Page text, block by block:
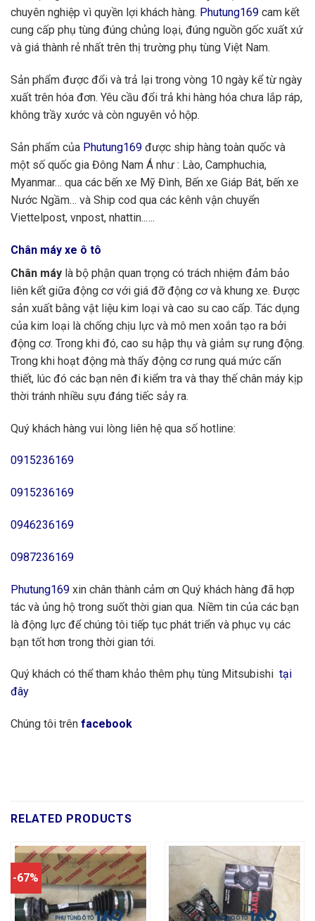
chuyên nghiệp vì quyền lợi khách hàng. Phutung169 cam kết
cung cấp phụ tùng đúng chủng loại, đúng nguồn gốc xuất xứ
và giá thành rẻ nhất trên thị trường phụ tùng Việt Nam.
Sản phẩm được đổi và trả lại trong vòng 10 ngày kể từ ngày
xuất trên hóa đơn. Yêu cầu đổi trả khi hàng hóa chưa lắp ráp,
không trầy xước và còn nguyên vỏ hộp.
Sản phẩm của Phutung169 được ship hàng toàn quốc và
một số quốc gia Đông Nam Á như : Lào, Camphuchia,
Myanmar… qua các bến xe Mỹ Đình, Bến xe Giáp Bát, bến xe
Nước Ngầm… và Ship cod qua các kênh vận chuyển
Viettelpost, vnpost, nhattin..….
Chân máy xe ô tô
Chân máy là bộ phận quan trọng có trách nhiệm đảm bảo
liên kết giữa động cơ với giá đỡ động cơ và khung xe. Được
sản xuất bằng vật liệu kim loại và cao su cao cấp. Tác dụng
của kim loại là chống chịu lực và mô men xoắn tạo ra bởi
động cơ. Trong khi đó, cao su hập thụ và giảm sự rung động.
Trong khi hoạt động mà thấy động cơ rung quá mức cấn
thiết, lúc đó các bạn nên đi kiểm tra và thay thế chân máy kịp
thời tránh nhiều sựu đáng tiếc sảy ra.
Quý khách hàng vui lòng liên hệ qua số hotline:
0915236169
0915236169
0946236169
0987236169
Phutung169 xin chân thành cảm ơn Quý khách hàng đã hợp
tác và ủng hộ trong suốt thời gian qua. Niềm tin của các bạn
là động lực để chúng tôi tiếp tục phát triển và phục vụ các
bạn tốt hơn trong thời gian tới.
Quý khách có thể tham khảo thêm phụ tùng Mitsubishi tại
đây
Chúng tôi trên facebook
RELATED PRODUCTS
-67%